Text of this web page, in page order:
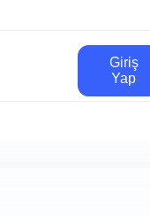
Giriş
Yap